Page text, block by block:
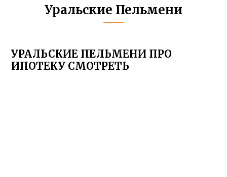
Уральские Пельмени
УРАЛЬСКИЕ ПЕЛЬМЕНИ ПРО
ИПОТЕКУ СМОТРЕТЬ